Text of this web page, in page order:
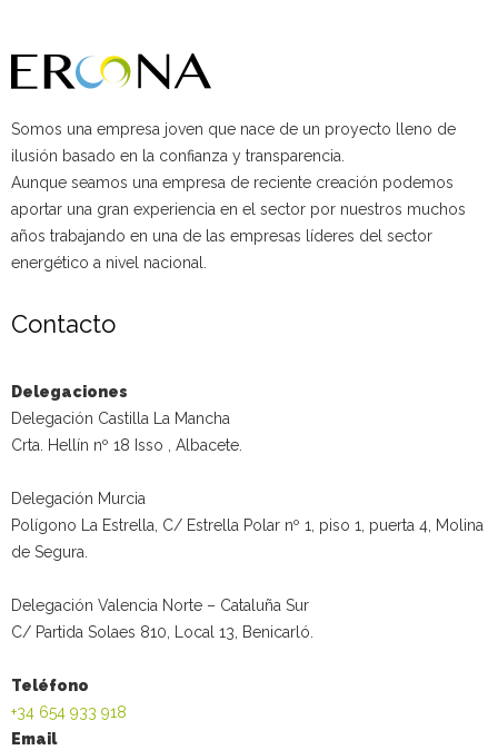
Somos una empresa joven que nace de un proyecto lleno de
ilusión basado en la confianza y transparencia.
Aunque seamos una empresa de reciente creación podemos
aportar una gran experiencia en el sector por nuestros muchos
años trabajando en una de las empresas líderes del sector
energético a nivel nacional.
Contacto
Delegaciones
Delegación Castilla La Mancha
Crta. Hellín nº 18 Isso , Albacete.
Delegación Murcia
Polígono La Estrella, C/ Estrella Polar nº 1, piso 1, puerta 4, Molina
de Segura.
Delegación Valencia Norte – Cataluña Sur
C/ Partida Solaes 810, Local 13, Benicarló.
Teléfono
+34 654 933 918
Email